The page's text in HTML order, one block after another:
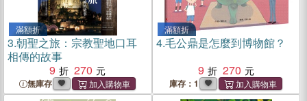
滿額折
3.朝聖之旅：宗教聖地口耳
相傳的故事
9
270
無庫存
滿額折
4.毛公鼎是怎麼到博物館？
9
270
庫存：1